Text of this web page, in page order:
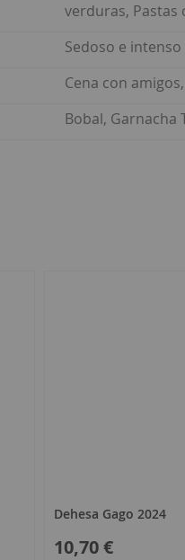
verduras, Pastas
Sedoso e intenso
Cena con
Bobal, Garnacha
Dehesa Gago 2024
10,70 €